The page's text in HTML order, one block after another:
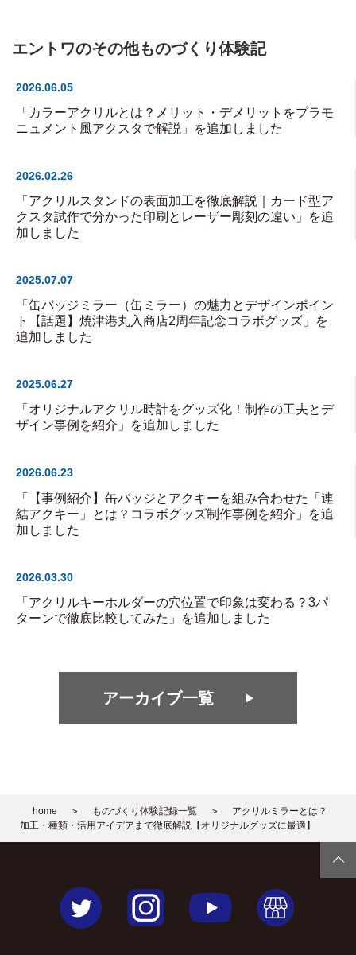
エントワのその他ものづくり体験記
2026.06.05
「カラーアクリルとは？メリット・デメリットをプラモ
ニュメント風アクスタで解説」を追加しました
2026.02.26
「アクリルスタンドの表面加工を徹底解説｜カード型ア
クスタ試作で分かった印刷とレーザー彫刻の違い」を追
加しました
2025.07.07
「缶バッジミラー（缶ミラー）の魅力とデザインポイン
ト【話題】焼津港丸入商店2周年記念コラボグッズ」を
追加しました
2025.06.27
「オリジナルアクリル時計をグッズ化！制作の工夫とデ
ザイン事例を紹介」を追加しました
2026.06.23
「【事例紹介】缶バッジとアクキーを組み合わせた「連
結アクキー」とは？コラボグッズ制作事例を紹介」を追
加しました
2026.03.30
「アクリルキーホルダーの穴位置で印象は変わる？3パ
ターンで徹底比較してみた」を追加しました
アーカイブ一覧
home > ものづくり体験記録一覧 >
アクリルミラーとは？
加工・種類・活用アイデアまで徹底解説【オリジナルグッズに最適】